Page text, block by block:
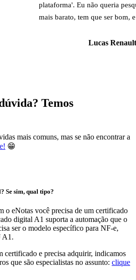
plataforma'. Eu não queria
mais barato, tem que ser bom,
Lucas
Temos
mais comuns, mas se não encontrar a
😁
Se sim, qual tipo?
o eNotas você precisa de um certificado
digital A1 suporta a automação que o
ser o modelo específico para NF-e,
A1.
certificado e precisa adquirir, indicamos
que são especialistas no assunto: clique